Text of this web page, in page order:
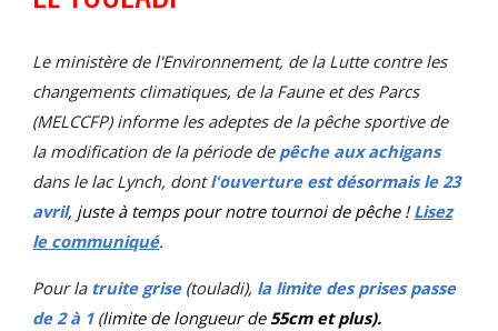
Le ministère de l'Environnement, de la Lutte contre les
changements climatiques, de la Faune et des Parcs
(MELCCFP) informe les adeptes de la pêche sportive de
la modification de la période de pêche aux achigans
dans le lac Lynch, dontl'ouverture est désormais le 23
avril, juste à temps pour notre tournoi de pêche ! Lisez
le communiqué.
Pour la truite grise(touladi), la limite des prises passe
de 2 à 1(limite de longueur de 55cm et plus).